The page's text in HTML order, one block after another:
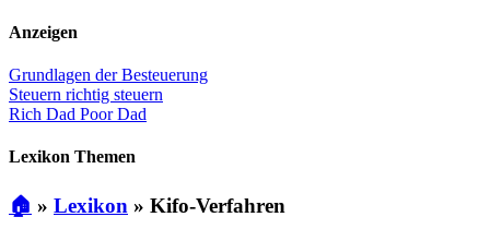
Anzeigen
Grundlagen der Besteuerung
Steuern richtig steuern
Rich Dad Poor Dad
Lexikon Themen
🏠 » Lexikon » Kifo-Verfahren